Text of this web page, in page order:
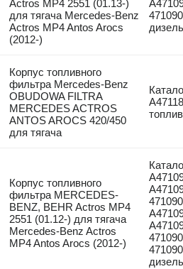
Actros MP4 2551 (01.13-)
для тягача Mercedes-Benz
Actros MP4 Antos Arocs
(2012-)
дизель
Корпус топливного
фильтра Mercedes-Benz
OBUDOWA FILTRA
MERCEDES ACTROS
ANTOS AROCS 420/450
для тягача
Корпус топливного
фильтра MERCEDES-
BENZ, BEHR Actros MP4
2551 (01.12-) для тягача
Mercedes-Benz Actros
MP4 Antos Arocs (2012-)
дизель